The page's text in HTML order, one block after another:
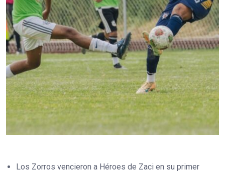
Los Zorros vencieron a Héroes de Zaci en su primer